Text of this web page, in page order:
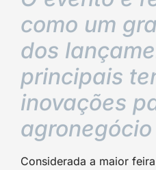
como um
dos
principais
inovações
agronegócio
Considerada a maior